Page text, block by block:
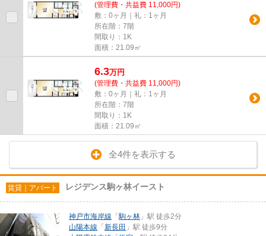
(管理費・共益費 11,000円)
敷：0ヶ月｜礼：1ヶ月
所在階：7階
間取り：1K
面積：21.09㎡
6.3万円
(管理費・共益費 11,000円)
敷：0ヶ月｜礼：1ヶ月
所在階：7階
間取り：1K
面積：21.09㎡
全4件を表示する
賃貸｜アパート レジデンス駒ヶ林イースト
神戸市海岸線 「駒ヶ林 」駅 徒歩2分
山陽本線 「 新長田 」駅 徒歩9分